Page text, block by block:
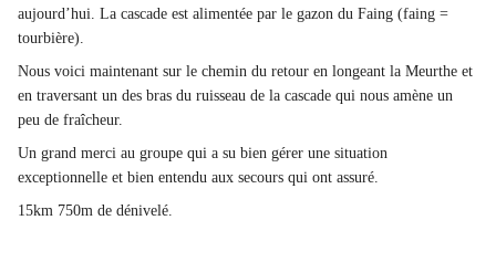
aujourd’hui. La cascade est alimentée par le gazon du Faing (faing =
tourbière).
Nous voici maintenant sur le chemin du retour en longeant la Meurthe et
en traversant un des bras du ruisseau de la cascade qui nous amène un
peu de fraîcheur.
Un grand merci au groupe qui a su bien gérer une situation
exceptionnelle et bien entendu aux secours qui ont assuré.
15km 750m de dénivelé.